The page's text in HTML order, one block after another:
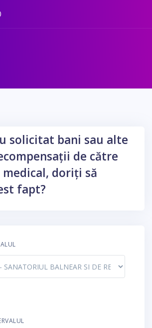
solicitat bani sau alte
de către
doriți să
fapt?